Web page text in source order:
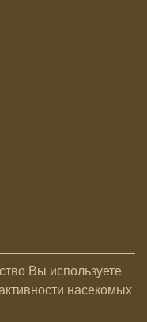
Вы используете
насекомых